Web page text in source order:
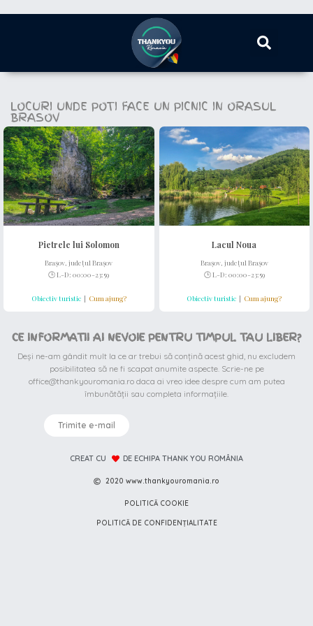
LOCURI UNDE POTI FACE UN PICNIC IN ORASUL
BRASOV
Pietrele lui Solomon
Brașov, județul Brașov
🕒 L-D: 00:00-23:59
Obiectiv turistic | Cum ajung?
Lacul Noua
Brașov, județul Brașov
🕒 L-D: 00:00-23:59
Obiectiv turistic | Cum ajung?
CE INFORMATII AI NEVOIE PENTRU TIMPUL TAU LIBER?
Deși ne-am gândit mult la ce ar trebui să conțină acest ghid, nu excludem
posibilitatea să ne fi scapat anumite aspecte. Scrie-ne pe
office@thankyouromania.ro daca ai vreo idee despre cum am putea
îmbunătății sau completa informațiile.
Trimite e-mail
CREAT CU DE ECHIPA THANK YOU ROMÂNIA
2020 www.thankyouromania.ro
POLITICĂ COOKIE
POLITICĂ DE CONFIDENȚIALITATE